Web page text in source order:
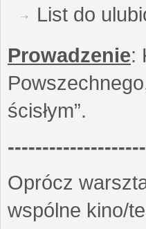
List do
Prowadzenie:
ścisłym”.
Oprócz
wspólne kino/